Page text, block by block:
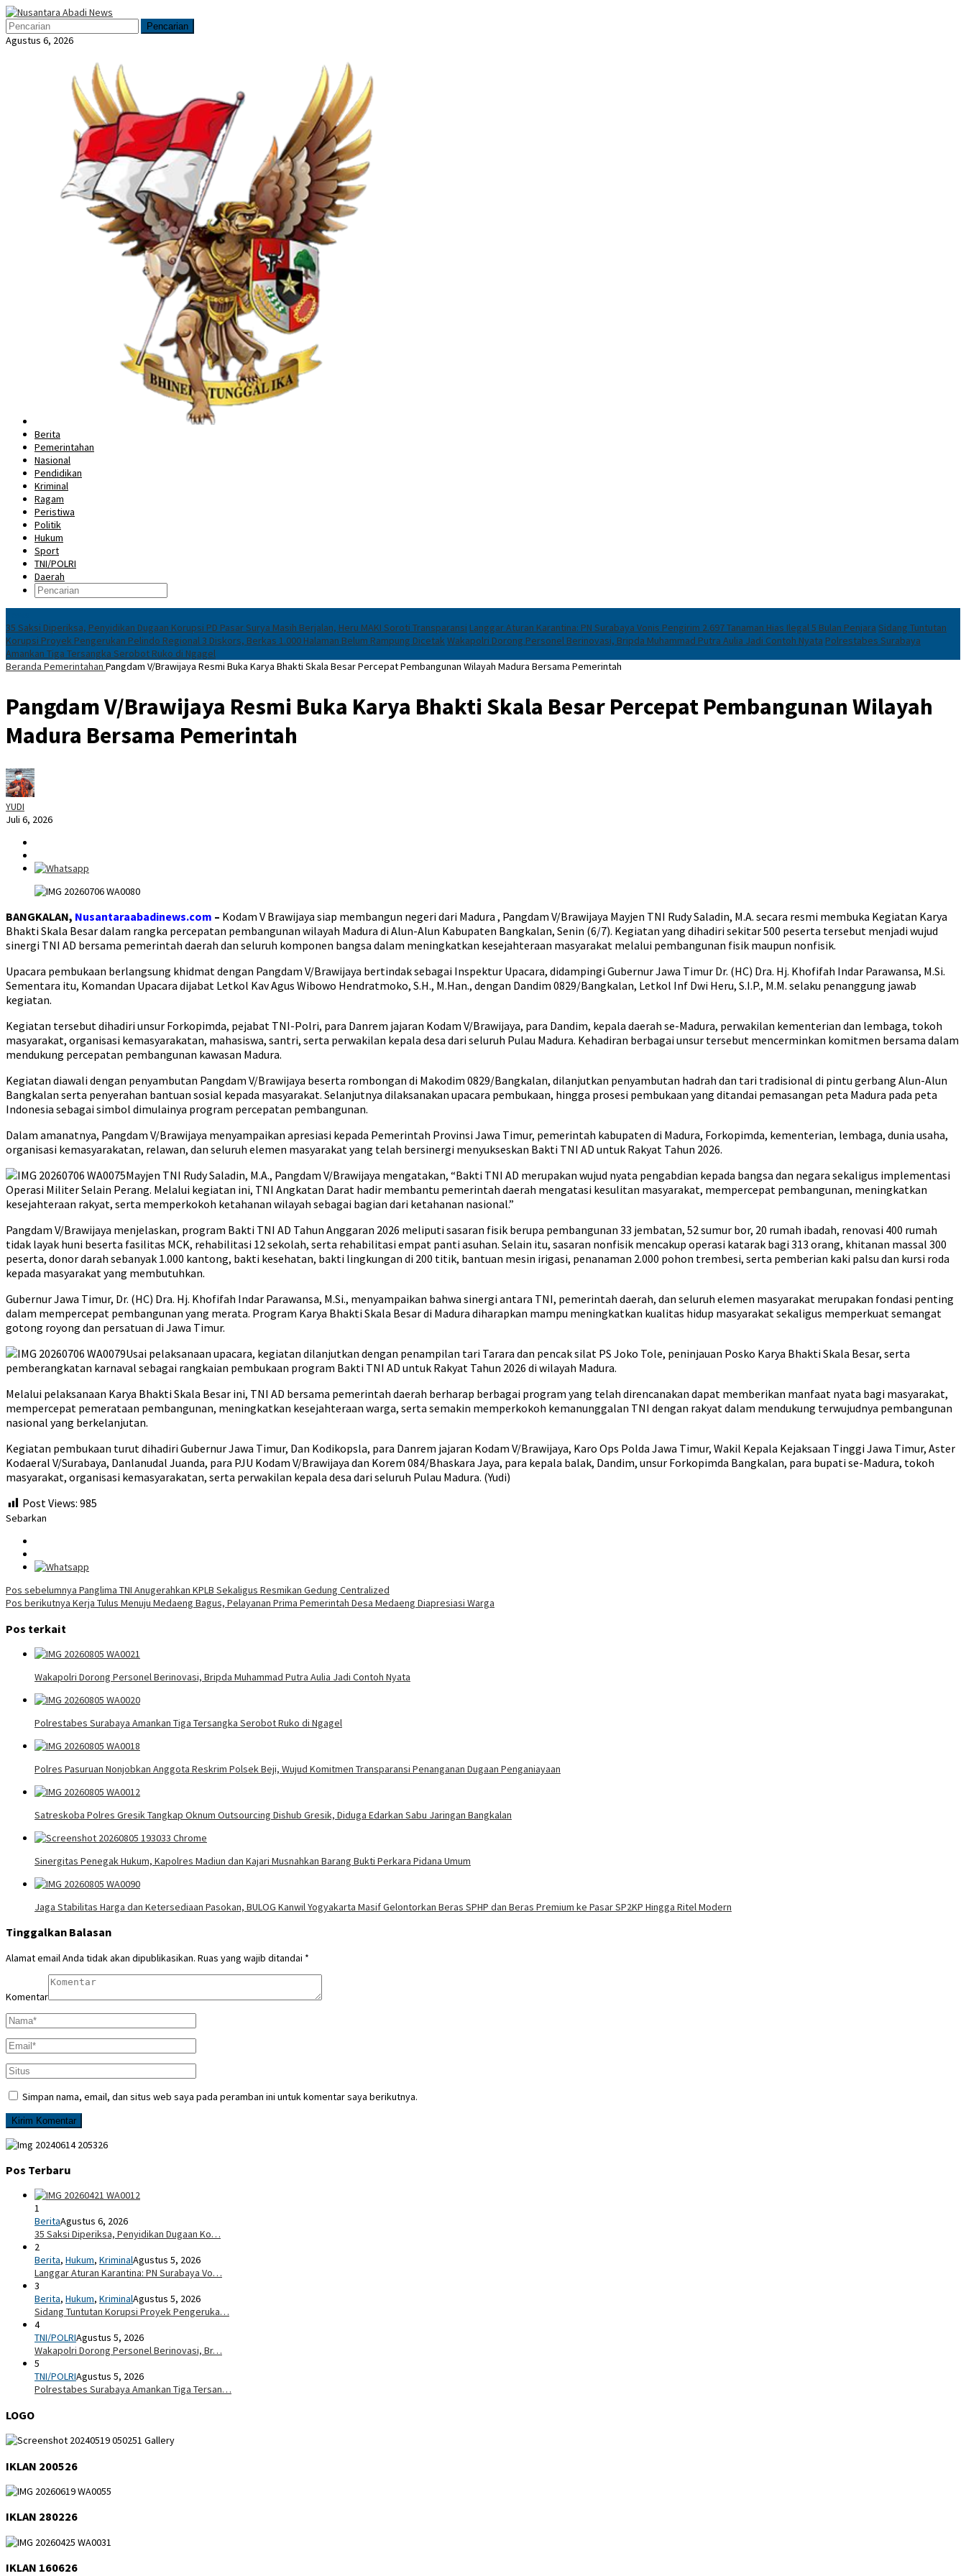
Loncat
ke
konten
Menu
Mobile
Pencarian
Agustus 6, 2026
Berita
Pemerintahan
Nasional
Pendidikan
Kriminal
Ragam
Peristiwa
Politik
Hukum
Sport
TNI/POLRI
Daerah
35 Saksi Diperiksa, Penyidikan Dugaan Korupsi PD Pasar Surya Masih Berjalan, Heru MAKI Soroti Transparansi Langgar Aturan Karantina: PN Surabaya Vonis Pengirim 2.697 Tanaman Hias Ilegal 5 Bulan Penjara Sidang Tuntutan
Korupsi Proyek Pengerukan Pelindo Regional 3 Diskors, Berkas 1.000 Halaman Belum Rampung Dicetak Wakapolri Dorong Personel Berinovasi, Bripda Muhammad Putra Aulia Jadi Contoh Nyata Polrestabes Surabaya
Amankan Tiga Tersangka Serobot Ruko di Ngagel
Beranda Pemerintahan Pangdam V/Brawijaya Resmi Buka Karya Bhakti Skala Besar Percepat Pembangunan Wilayah Madura Bersama Pemerintah
Pangdam V/Brawijaya Resmi Buka Karya Bhakti Skala Besar Percepat Pembangunan Wilayah
Madura Bersama Pemerintah
YUDI
Juli 6, 2026
BANGKALAN, Nusantaraabadinews.com – Kodam V Brawijaya siap membangun negeri dari Madura , Pangdam V/Brawijaya Mayjen TNI Rudy Saladin, M.A. secara resmi membuka Kegiatan Karya
Bhakti Skala Besar dalam rangka percepatan pembangunan wilayah Madura di Alun-Alun Kabupaten Bangkalan, Senin (6/7). Kegiatan yang dihadiri sekitar 500 peserta tersebut menjadi wujud
sinergi TNI AD bersama pemerintah daerah dan seluruh komponen bangsa dalam meningkatkan kesejahteraan masyarakat melalui pembangunan fisik maupun nonfisik.
Upacara pembukaan berlangsung khidmat dengan Pangdam V/Brawijaya bertindak sebagai Inspektur Upacara, didampingi Gubernur Jawa Timur Dr. (HC) Dra. Hj. Khofifah Indar Parawansa, M.Si.
Sementara itu, Komandan Upacara dijabat Letkol Kav Agus Wibowo Hendratmoko, S.H., M.Han., dengan Dandim 0829/Bangkalan, Letkol Inf Dwi Heru, S.I.P., M.M. selaku penanggung jawab
kegiatan.
Kegiatan tersebut dihadiri unsur Forkopimda, pejabat TNI-Polri, para Danrem jajaran Kodam V/Brawijaya, para Dandim, kepala daerah se-Madura, perwakilan kementerian dan lembaga, tokoh
masyarakat, organisasi kemasyarakatan, mahasiswa, santri, serta perwakilan kepala desa dari seluruh Pulau Madura. Kehadiran berbagai unsur tersebut mencerminkan komitmen bersama dalam
mendukung percepatan pembangunan kawasan Madura.
Kegiatan diawali dengan penyambutan Pangdam V/Brawijaya beserta rombongan di Makodim 0829/Bangkalan, dilanjutkan penyambutan hadrah dan tari tradisional di pintu gerbang Alun-Alun
Bangkalan serta penyerahan bantuan sosial kepada masyarakat. Selanjutnya dilaksanakan upacara pembukaan, hingga prosesi pembukaan yang ditandai pemasangan peta Madura pada peta
Indonesia sebagai simbol dimulainya program percepatan pembangunan.
Dalam amanatnya, Pangdam V/Brawijaya menyampaikan apresiasi kepada Pemerintah Provinsi Jawa Timur, pemerintah kabupaten di Madura, Forkopimda, kementerian, lembaga, dunia usaha,
organisasi kemasyarakatan, relawan, dan seluruh elemen masyarakat yang telah bersinergi menyukseskan Bakti TNI AD untuk Rakyat Tahun 2026.
Mayjen TNI Rudy Saladin, M.A., Pangdam V/Brawijaya mengatakan, “Bakti TNI AD merupakan wujud nyata pengabdian kepada bangsa dan negara sekaligus implementasi
Operasi Militer Selain Perang. Melalui kegiatan ini, TNI Angkatan Darat hadir membantu pemerintah daerah mengatasi kesulitan masyarakat, mempercepat pembangunan, meningkatkan
kesejahteraan rakyat, serta memperkokoh ketahanan wilayah sebagai bagian dari ketahanan nasional.”
Pangdam V/Brawijaya menjelaskan, program Bakti TNI AD Tahun Anggaran 2026 meliputi sasaran fisik berupa pembangunan 33 jembatan, 52 sumur bor, 20 rumah ibadah, renovasi 400 rumah
tidak layak huni beserta fasilitas MCK, rehabilitasi 12 sekolah, serta rehabilitasi empat panti asuhan. Selain itu, sasaran nonfisik mencakup operasi katarak bagi 313 orang, khitanan massal 300
peserta, donor darah sebanyak 1.000 kantong, bakti kesehatan, bakti lingkungan di 200 titik, bantuan mesin irigasi, penanaman 2.000 pohon trembesi, serta pemberian kaki palsu dan kursi roda
kepada masyarakat yang membutuhkan.
Gubernur Jawa Timur, Dr. (HC) Dra. Hj. Khofifah Indar Parawansa, M.Si., menyampaikan bahwa sinergi antara TNI, pemerintah daerah, dan seluruh elemen masyarakat merupakan fondasi penting
dalam mempercepat pembangunan yang merata. Program Karya Bhakti Skala Besar di Madura diharapkan mampu meningkatkan kualitas hidup masyarakat sekaligus memperkuat semangat
gotong royong dan persatuan di Jawa Timur.
Usai pelaksanaan upacara, kegiatan dilanjutkan dengan penampilan tari Tarara dan pencak silat PS Joko Tole, peninjauan Posko Karya Bhakti Skala Besar, serta
pemberangkatan karnaval sebagai rangkaian pembukaan program Bakti TNI AD untuk Rakyat Tahun 2026 di wilayah Madura.
Melalui pelaksanaan Karya Bhakti Skala Besar ini, TNI AD bersama pemerintah daerah berharap berbagai program yang telah direncanakan dapat memberikan manfaat nyata bagi masyarakat,
mempercepat pemerataan pembangunan, meningkatkan kesejahteraan warga, serta semakin memperkokoh kemanunggalan TNI dengan rakyat dalam mendukung terwujudnya pembangunan
nasional yang berkelanjutan.
Kegiatan pembukaan turut dihadiri Gubernur Jawa Timur, Dan Kodikopsla, para Danrem jajaran Kodam V/Brawijaya, Karo Ops Polda Jawa Timur, Wakil Kepala Kejaksaan Tinggi Jawa Timur, Aster
Kodaeral V/Surabaya, Danlanudal Juanda, para PJU Kodam V/Brawijaya dan Korem 084/Bhaskara Jaya, para kepala balak, Dandim, unsur Forkopimda Bangkalan, para bupati se-Madura, tokoh
masyarakat, organisasi kemasyarakatan, serta perwakilan kepala desa dari seluruh Pulau Madura. (Yudi)
Post Views: 985
Sebarkan
Navigasi
pos
Pos sebelumnya Panglima TNI Anugerahkan KPLB Sekaligus Resmikan Gedung Centralized
Pos berikutnya Kerja Tulus Menuju Medaeng Bagus, Pelayanan Prima Pemerintah Desa Medaeng Diapresiasi Warga
Pos terkait
Wakapolri Dorong Personel Berinovasi, Bripda Muhammad Putra Aulia Jadi Contoh Nyata
Polrestabes Surabaya Amankan Tiga Tersangka Serobot Ruko di Ngagel
Polres Pasuruan Nonjobkan Anggota Reskrim Polsek Beji, Wujud Komitmen Transparansi Penanganan Dugaan Penganiayaan
Satreskoba Polres Gresik Tangkap Oknum Outsourcing Dishub Gresik, Diduga Edarkan Sabu Jaringan Bangkalan
Sinergitas Penegak Hukum, Kapolres Madiun dan Kajari Musnahkan Barang Bukti Perkara Pidana Umum
Jaga Stabilitas Harga dan Ketersediaan Pasokan, BULOG Kanwil Yogyakarta Masif Gelontorkan Beras SPHP dan Beras Premium ke Pasar SP2KP Hingga Ritel Modern
Tinggalkan Balasan
Alamat email Anda tidak akan dipublikasikan. Ruas yang wajib ditandai *
Komentar
Simpan nama, email, dan situs web saya pada peramban ini untuk komentar saya berikutnya.
Pos Terbaru
1
BeritaAgustus 6, 2026
35 Saksi Diperiksa, Penyidikan Dugaan Ko…
2
Berita, Hukum, KriminalAgustus 5, 2026
Langgar Aturan Karantina: PN Surabaya Vo…
3
Berita, Hukum, KriminalAgustus 5, 2026
Sidang Tuntutan Korupsi Proyek Pengeruka…
4
TNI/POLRIAgustus 5, 2026
Wakapolri Dorong Personel Berinovasi, Br…
5
TNI/POLRIAgustus 5, 2026
Polrestabes Surabaya Amankan Tiga Tersan…
LOGO
IKLAN 200526
IKLAN 280226
IKLAN 160626